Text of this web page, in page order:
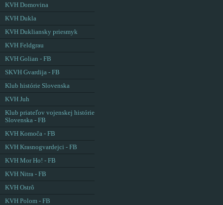
KVH Domovina
KVH Dukla
KVH Dukliansky priesmyk
KVH Feldgrau
KVH Golian - FB
SKVH Gvardija - FB
Klub histórie Slovenska
KVH Juh
Klub priateľov vojenskej histórie
Slovenska - FB
KVH Komoča - FB
KVH Krasnogvardejci - FB
KVH Mor Ho! - FB
KVH Nitra - FB
KVH Ostrô
KVH Polom - FB